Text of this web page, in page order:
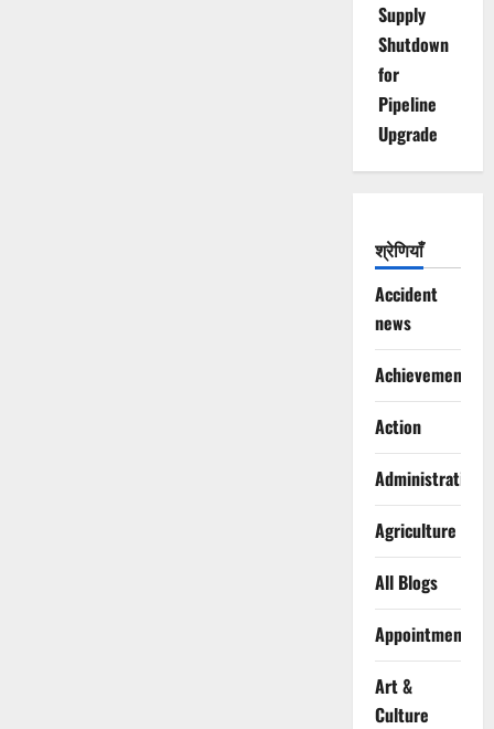
Supply
Shutdown
for
Pipeline
Upgrade
श्रेणियाँ
Accident
news
Achievements
Action
Administration
Agriculture
All Blogs
Appointments
Art &
Culture